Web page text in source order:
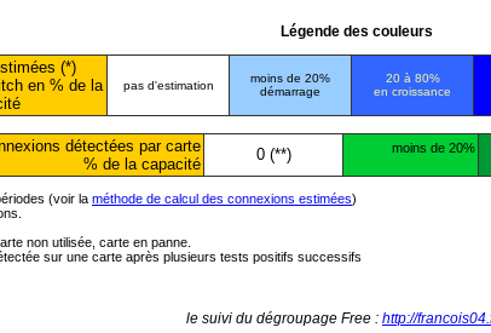
Légende des couleurs
(*)
en % de la
pas d'estimation
moins de 20%
démarrage
20 à 80%
en croissance
détectées par carte
% de la capacité
0 (**) moins de 20%
(voir la méthode de calcul des connexions estimées)
non utilisée, carte en panne.
sur une carte après plusieurs tests positifs successifs
le suivi du dégroupage Free : http://